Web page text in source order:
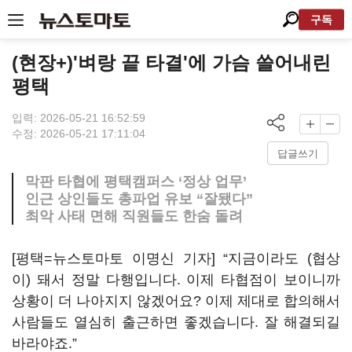
구독
(현장+)'벼랑 끝 타결'에 가슴 쓸어내린
평택
입력: 2026-05-21 16:52:59
수정: 2026-05-21 17:11:04
답글쓰기
막판 타협에 평택캠퍼스 ‘정상 업무’
인근 상인들도 총파업 유보 “잘됐다”
최악 사태 면해 직원들도 한숨 돌려
[평택=뉴스토마토 이명신 기자] “지금이라도 (협상
이) 돼서 정말 다행입니다. 이제 타협점이 보이니까
상황이 더 나아지지 않겠어요? 이제 제대로 합의해서
사람들도 열심히 출근하면 좋겠습니다. 잘 해결되길
바라야죠.”